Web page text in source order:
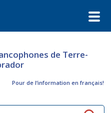
de Terre-
Pour de l‘information en français!